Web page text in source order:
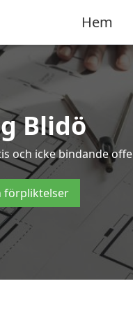
Hem
Blidö
icke bindande
förpliktelser